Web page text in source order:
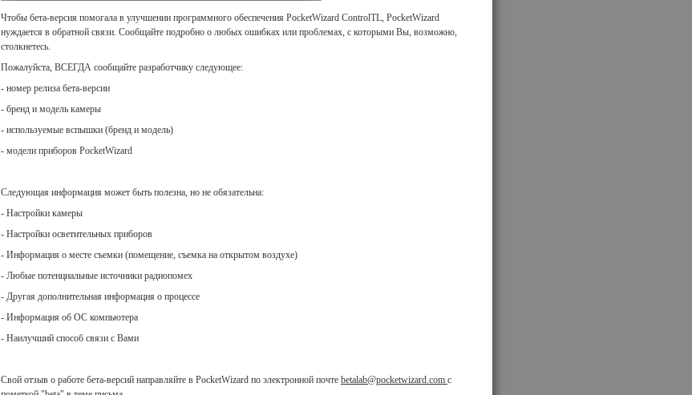
Чтобы бета-версия помогала в улучшении программного обеспечения PocketWizard ControlTL, PocketWizard
нуждается в обратной связи. Сообщайте подробно о любых ошибках или проблемах, с которыми Вы, возможно,
столкнетесь.
Пожалуйста, ВСЕГДА сообщайте разработчику следующее:
- номер релиза бета-версии
- бренд и модель камеры
- используемые вспышки (бренд и модель)
- модели приборов PocketWizard
Следующая информация может быть полезна, но не обязательна:
- Настройки камеры
- Настройки осветительных приборов
- Информация о месте съемки (помещение, съемка на открытом воздухе)
- Любые потенциальные источники радиопомех
- Другая дополнительная информация о процессе
- Информация об ОС компьютера
- Наилучший способ связи с Вами
Свой отзыв о работе бета-версий направляйте в PocketWizard по электронной почте betalab@pocketwizard.com с